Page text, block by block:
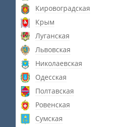
Кировоградская
Крым
Луганская
Львовская
Николаевская
Одесская
Полтавская
Ровенская
Сумская